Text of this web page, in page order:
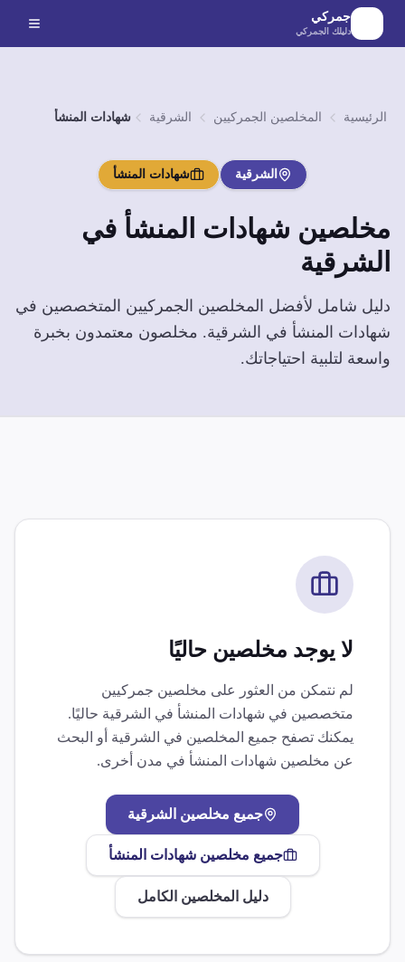
الانتقال إلى المحتوى الرئيسي
جمركي
دليلك الجمركي
الرئيسية المخلصين الجمركيين الشرقية شهادات المنشأ
الشرقية شهادات المنشأ
مخلصين شهادات المنشأ في
الشرقية
دليل شامل لأفضل المخلصين الجمركيين المتخصصين في
شهادات المنشأ في الشرقية. مخلصون معتمدون بخبرة
واسعة لتلبية احتياجاتك.
لا يوجد مخلصين حاليًا
لم نتمكن من العثور على مخلصين جمركيين
متخصصين في شهادات المنشأ في الشرقية حاليًا.
يمكنك تصفح جميع المخلصين في الشرقية أو البحث
عن مخلصين شهادات المنشأ في مدن أخرى.
جميع مخلصين الشرقية
جميع مخلصينشهادات المنشأ
دليل المخلصين الكامل